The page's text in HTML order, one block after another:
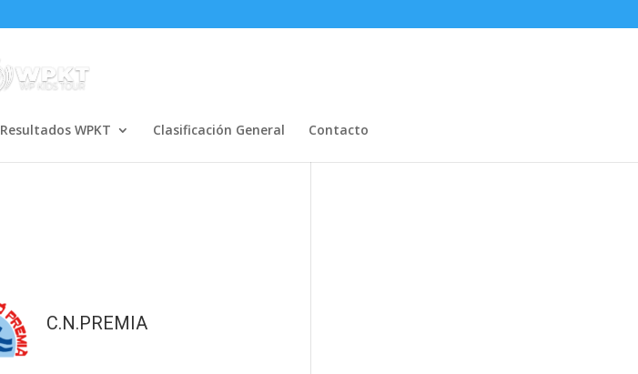
Resultados WPKT Clasificación General Contacto
C.N.PREMIA